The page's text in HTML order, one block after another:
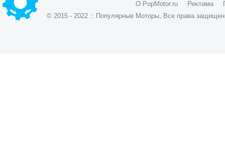
О PopMotor.ru Реклама
© 2015 - 2022 :: Популярные Моторы, Все права